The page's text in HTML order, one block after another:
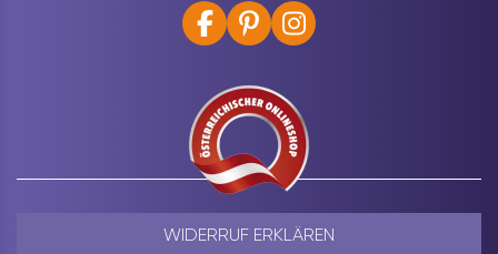
WIDERRUF ERKLÄREN